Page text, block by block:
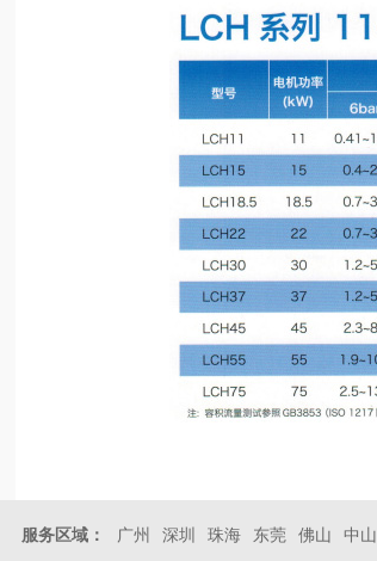
服务区域： 广州 深圳 珠海 东莞 佛山 中山